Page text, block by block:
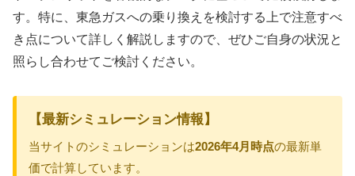
す。特に、東急ガスへの乗り換えを検討する上で注意すべ
き点について詳しく解説しますので、ぜひご自身の状況と
照らし合わせてご検討ください。
【最新シミュレーション情報】
当サイトのシミュレーションは2026年4月時点の最新単
価で計算しています。